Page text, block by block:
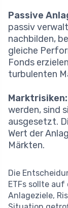
Passive
passiv
nachbilden,
gleiche
Fonds
turbulenten
Marktrisiken:
werden, sind
ausgesetzt.
Wert der
Märkten.
Die
ETFs sollte
Anlageziele,